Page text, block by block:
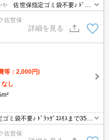
佐世保指定ゴミ袋不要♪ ﾄﾞﾗｯ
4.5km。相浦駐屯地まで1.6k
！・ゴミ民間業者回収(指定ゴ
佐世保
詳細を見る
等：2,000円)
なし
ミ袋不要♪ ﾄﾞﾗｯｸﾞｺｽﾓｽまで350
屯地まで1.6km 駐車場契約必須
しました！
佐世保